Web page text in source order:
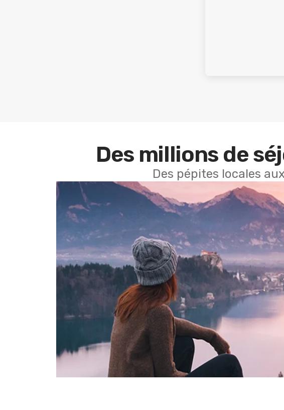
Des millions de
Des pépites locales